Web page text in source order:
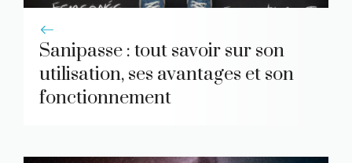
Sanipasse : tout savoir sur son
utilisation, ses avantages et son
fonctionnement